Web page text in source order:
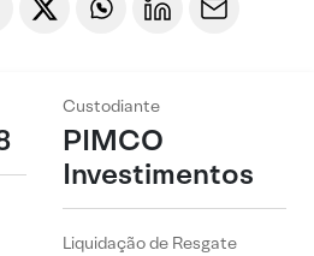
Custodiante
PIMCO
Investimentos
Liquidação de Resgate